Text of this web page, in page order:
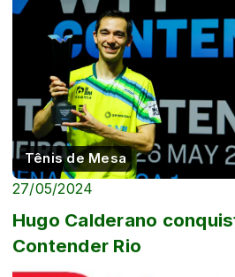
Tênis de Mesa
27/05/2024
Hugo Calderano
Contender Rio